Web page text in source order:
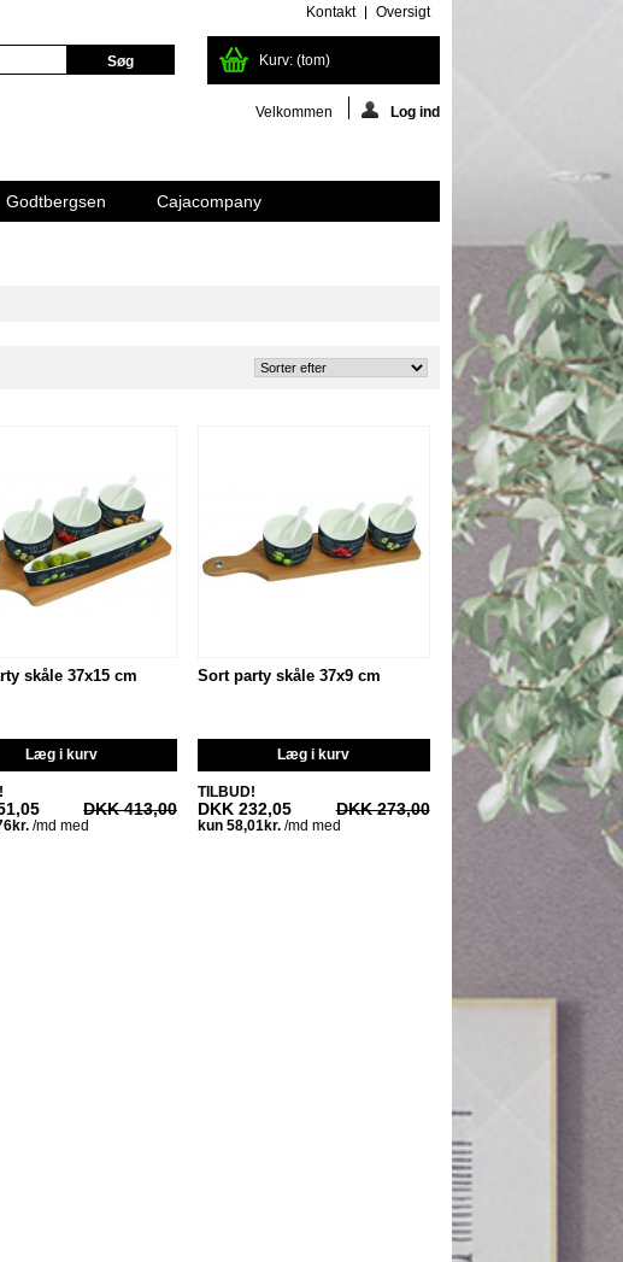
Kontakt Oversigt
Kurv: (tom)
Velkommen Log ind
Godtbergsen Cajacompany
skåle 37x15 cm
Læg i kurv
DKK 413,00
Sort party skåle 37x9 cm
Læg i kurv
TILBUD!
DKK 232,05 DKK 273,00